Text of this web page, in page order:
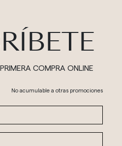
COMPRA ONLINE
No acumulable a otras promociones